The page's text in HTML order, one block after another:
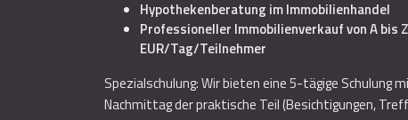
Hypothekenberatung im Immobilienhandel
Professioneller Immobilienverkauf von A bis
EUR/Tag/Teilnehmer
Spezialschulung: Wir bieten eine 5-tägige
Nachmittag der praktische Teil (Besichtigungen,